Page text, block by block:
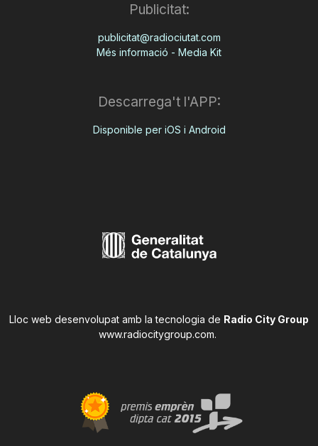
Publicitat:
publicitat@radiociutat.com
Més informació - Media Kit
Descarrega't l'APP:
Disponible per iOS i Android
Lloc web desenvolupat amb la tecnologia de Radio City Group
www.radiocitygroup.com.